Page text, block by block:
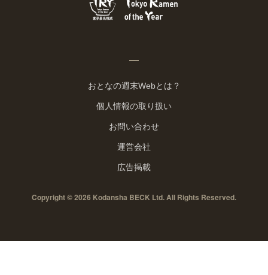
おとなの週末Webとは？
個人情報の取り扱い
お問い合わせ
運営会社
広告掲載
Copyright © 2026 Kodansha BECK Ltd. All Rights Reserved.